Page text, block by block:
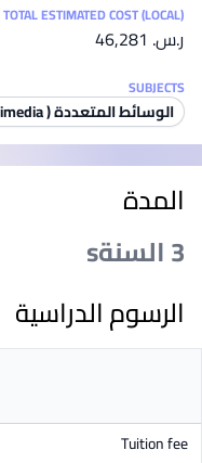
TOTAL ESTIMATED COST (LOCAL)
ر.س.‏ 46,281
SUBJECTS
الوسائط المتعددة ( Multimedia )
المدة
3 السنةs
الرسوم الدراسية
Tuition fee